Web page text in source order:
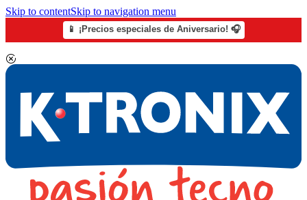
Skip to contentSkip to navigation menu
📱 ¡Precios especiales de Aniversario! 🎧